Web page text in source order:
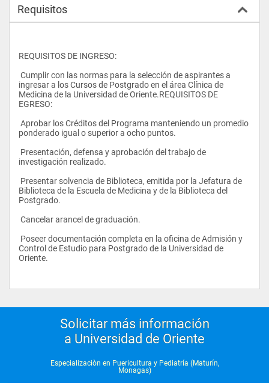
patología quirúrgica
urgencias pediátricas
patología pediátrica v
pediátria comunitaria
trabajo de investigación
práctica profesional vi
Requisitos
REQUISITOS DE INGRESO:
ingresar a los Cursos de Postgrado en el área Clínica de
Medicina de la Universidad de Oriente.REQUISITOS DE
EGRESO:
ponderado igual o superior a ocho puntos.
investigación realizado.
Biblioteca de la Escuela de Medicina y de la Biblioteca del
Postgrado.
Cancelar arancel de graduación.
Control de Estudio para Postgrado de la Universidad de
Oriente.
Solicitar más información
a Universidad de Oriente
Especializaciòn en Puericultura y Pediatría (Maturín,
Monagas)